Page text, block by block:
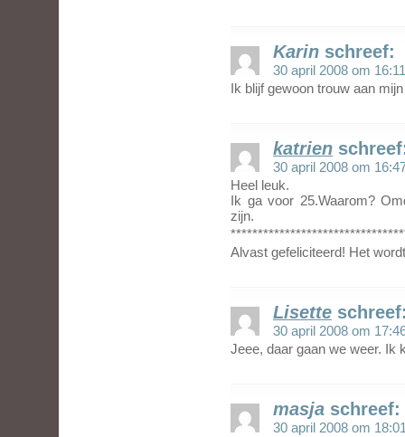
Karin schreef:
30 april 2008 om 16:11
Ik blijf gewoon trouw aan
katrien
30 april 2008 om
Heel leuk.
Ik ga voor 25.Waarom?
zijn.
Alvast gefeliciteerd! Het
Lisette
30 april 2008 om
Jeee, daar gaan we weer. Ik
masja schreef:
30 april 2008 om